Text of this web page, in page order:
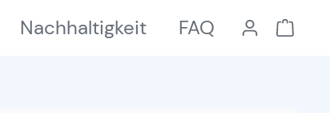
Nachhaltigkeit FAQ